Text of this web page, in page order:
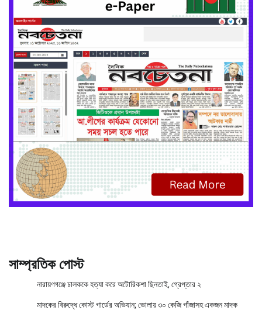
সাম্প্রতিক পোস্ট
নারায়ণগঞ্জে চালককে হত্যা করে অটোরিকশা ছিনতাই, গ্রেপ্তার ২
মাদকের বিরুদ্ধে কোস্ট গার্ডের অভিযান; ভোলায় ৩০ কেজি গাঁজাসহ একজন মাদক